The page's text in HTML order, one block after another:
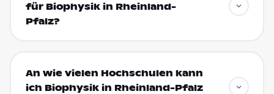
für Biophysik in Rheinland-
Pfalz?
An wie vielen Hochschulen kann
ich Biophysik in Rheinland-Pfalz